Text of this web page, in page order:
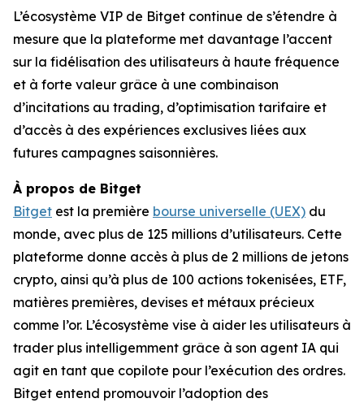
L’écosystème VIP de Bitget continue de s’étendre à
mesure que la plateforme met davantage l’accent
sur la fidélisation des utilisateurs à haute fréquence
et à forte valeur grâce à une combinaison
d’incitations au trading, d’optimisation tarifaire et
d’accès à des expériences exclusives liées aux
futures campagnes saisonnières.
À propos de Bitget
Bitget est la première bourse universelle (UEX) du
monde, avec plus de 125 millions d’utilisateurs. Cette
plateforme donne accès à plus de 2 millions de jetons
crypto, ainsi qu’à plus de 100 actions tokenisées, ETF,
matières premières, devises et métaux précieux
comme l’or. L’écosystème vise à aider les utilisateurs à
trader plus intelligemment grâce à son agent IA qui
agit en tant que copilote pour l’exécution des ordres.
Bitget entend promouvoir l’adoption des